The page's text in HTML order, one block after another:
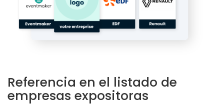
Referencia en el listado de
empresas expositoras